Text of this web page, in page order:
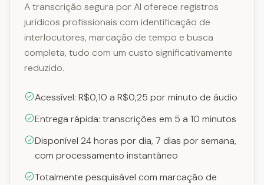
A transcrição segura por AI oferece registros
jurídicos profissionais com identificação de
interlocutores, marcação de tempo e busca
completa, tudo com um custo significativamente
reduzido.
Acessível: R$0,10 a R$0,25 por minuto de áudio
Entrega rápida: transcrições em 5 a 10 minutos
Disponível 24 horas por dia, 7 dias por semana,
com processamento instantâneo
Totalmente pesquisável com marcação de